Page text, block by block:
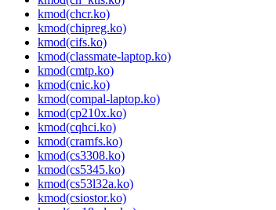
kmod(chcr.ko)
kmod(chipreg.ko)
kmod(cifs.ko)
kmod(classmate-laptop.ko)
kmod(cmtp.ko)
kmod(cnic.ko)
kmod(compal-laptop.ko)
kmod(cp210x.ko)
kmod(cqhci.ko)
kmod(cramfs.ko)
kmod(cs3308.ko)
kmod(cs5345.ko)
kmod(cs53l32a.ko)
kmod(csiostor.ko)